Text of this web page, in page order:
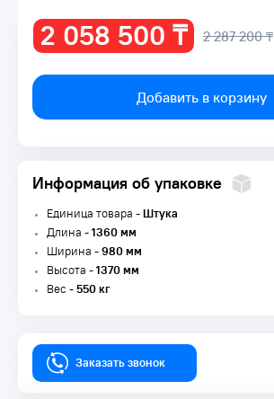
2 058 500 ₸ 2 287 200 ₸
Добавить в корзину
Информация об упаковке
Единица товара -Штука
Длина -1360 мм
Ширина -980 мм
Высота -1370 мм
Вес -550 кг
Заказать звонок